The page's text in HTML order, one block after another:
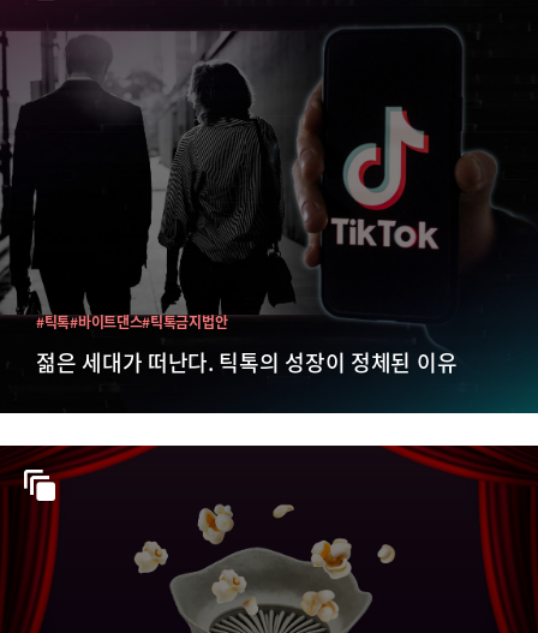
젊은 세대가 떠난다. 틱톡의 성장이 정체된 이유
#틱톡#바이트댄스#틱톡금지법안